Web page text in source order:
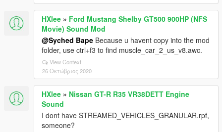
HXlee » Ford Mustang Shelby GT500 900HP (NFS
Movie) Sound Mod
@Syched Bape Because u havent copy into the mod
folder, use ctrl+f3 to find muscle_car_2_us_v8.awc.
View Context
26 Οκτώβριος 2020
HXlee » Nissan GT-R R35 VR38DETT Engine
Sound
I dont have STREAMED_VEHICLES_GRANULAR.rpf,
someone?